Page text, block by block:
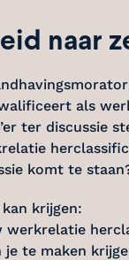
naar
als
ter discussie
komt te
krijgen:
werkrelatie
je te maken